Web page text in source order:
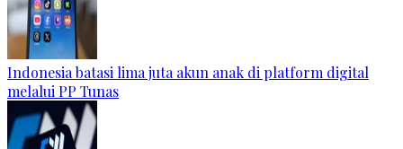
Indonesia batasi lima juta akun anak di platform digital
melalui PP Tunas